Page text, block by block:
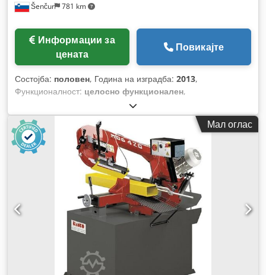
Šenčur 781 km
цената
Повикајте
Состојба: половен, Година на изградба: 2013,
Функционалност: целосно функционален,
Мал оглас